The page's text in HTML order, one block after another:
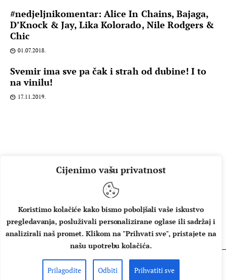
Cijenimo vašu privatnost
Koristimo kolačiće kako bismo poboljšali vaše iskustvo
pregledavanja, posluživali personalizirane oglase ili sadržaj i
analizirali naš promet. Klikom na "Prihvati sve", pristajete na
našu upotrebu kolačića.
Prilagodite Odbiti Prihvatiti sve
#nedjeljnikomentar: Alice In Chains, Bajaga,
D’Knock & Jay, Lika Kolorado, Nile Rodgers &
Chic
01.07.2018.
Svemir ima sve pa čak i strah od dubine! I to
na vinilu!
17.11.2019.
O NAMA IMPRESSUM UVJETI KORIŠTENJA
Copyright © 2026 Music Box - All rights reserved.